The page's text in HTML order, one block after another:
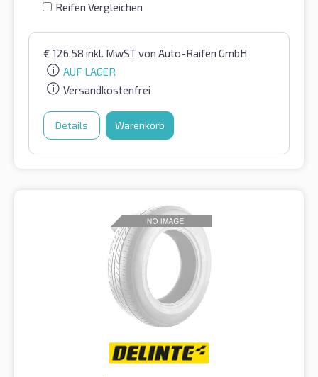
Reifen Vergleichen
€ 126,58 inkl. MwSTvon Auto-Raifen GmbH
AUF LAGER
Versandkostenfrei
Details Warenkorb